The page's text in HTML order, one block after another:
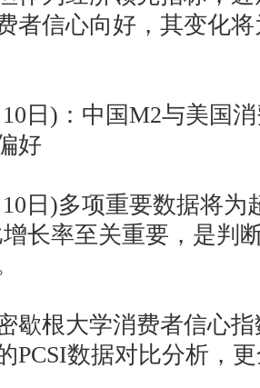
者信心向好，其变化
)：中国M2与美国消
好
)多项重要数据将为
长率至关重要，是判
根大学消费者信心指
PCSI数据对比分析，